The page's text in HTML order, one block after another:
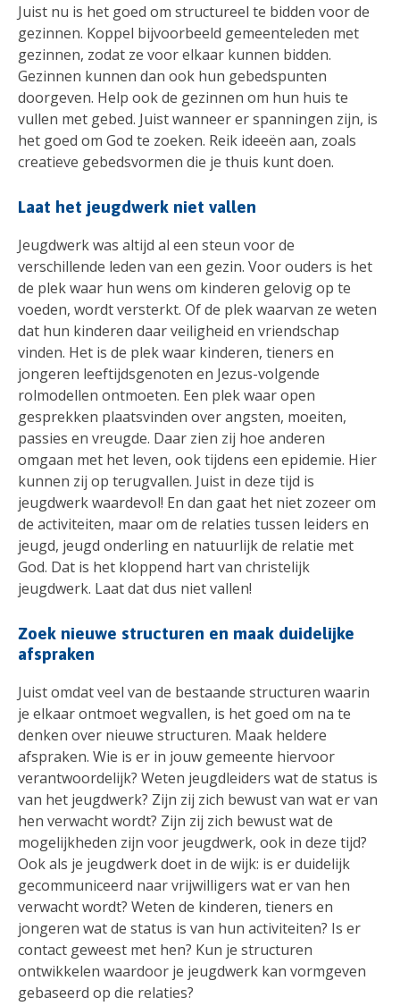
Juist nu is het goed om structureel te bidden voor de
gezinnen. Koppel bijvoorbeeld gemeenteleden met
gezinnen, zodat ze voor elkaar kunnen bidden.
Gezinnen kunnen dan ook hun gebedspunten
doorgeven. Help ook de gezinnen om hun huis te
vullen met gebed. Juist wanneer er spanningen zijn, is
het goed om God te zoeken. Reik ideeën aan, zoals
creatieve gebedsvormen die je thuis kunt doen.
Laat het jeugdwerk niet vallen
Jeugdwerk was altijd al een steun voor de
verschillende leden van een gezin. Voor ouders is het
de plek waar hun wens om kinderen gelovig op te
voeden, wordt versterkt. Of de plek waarvan ze weten
dat hun kinderen daar veiligheid en vriendschap
vinden. Het is de plek waar kinderen, tieners en
jongeren leeftijdsgenoten en Jezus-volgende
rolmodellen ontmoeten. Een plek waar open
gesprekken plaatsvinden over angsten, moeiten,
passies en vreugde. Daar zien zij hoe anderen
omgaan met het leven, ook tijdens een epidemie. Hier
kunnen zij op terugvallen. Juist in deze tijd is
jeugdwerk waardevol! En dan gaat het niet zozeer om
de activiteiten, maar om de relaties tussen leiders en
jeugd, jeugd onderling en natuurlijk de relatie met
God. Dat is het kloppend hart van christelijk
jeugdwerk. Laat dat dus niet vallen!
Zoek nieuwe structuren en maak duidelijke
afspraken
Juist omdat veel van de bestaande structuren waarin
je elkaar ontmoet wegvallen, is het goed om na te
denken over nieuwe structuren. Maak heldere
afspraken. Wie is er in jouw gemeente hiervoor
verantwoordelijk? Weten jeugdleiders wat de status is
van het jeugdwerk? Zijn zij zich bewust van wat er van
hen verwacht wordt? Zijn zij zich bewust wat de
mogelijkheden zijn voor jeugdwerk, ook in deze tijd?
Ook als je jeugdwerk doet in de wijk: is er duidelijk
gecommuniceerd naar vrijwilligers wat er van hen
verwacht wordt? Weten de kinderen, tieners en
jongeren wat de status is van hun activiteiten? Is er
contact geweest met hen? Kun je structuren
ontwikkelen waardoor je jeugdwerk kan vormgeven
gebaseerd op die relaties?